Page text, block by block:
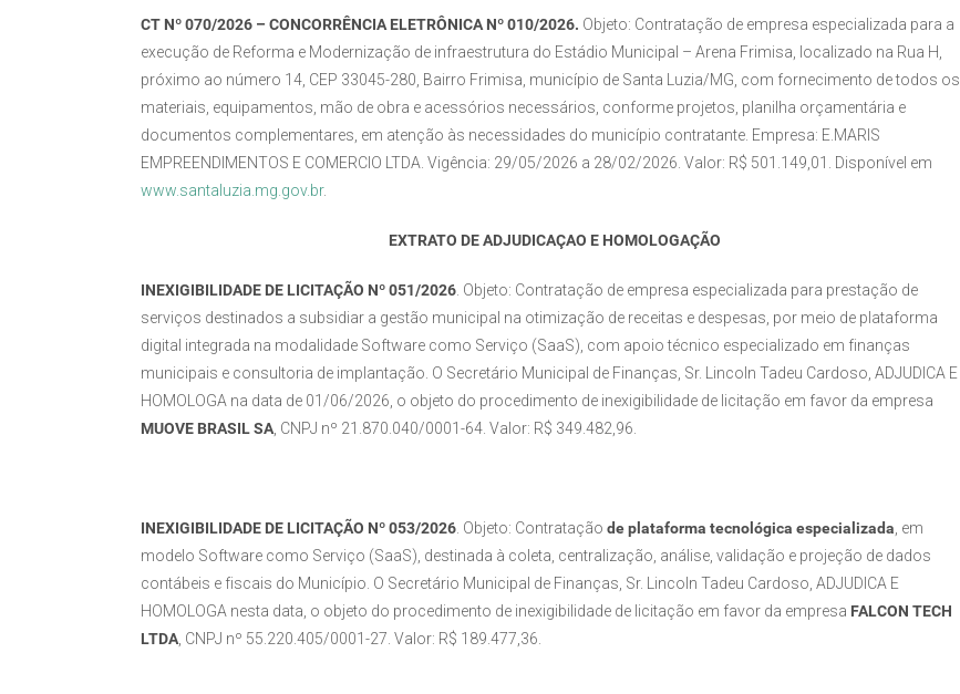
CT Nº 070/2026 – CONCORRÊNCIA ELETRÔNICA Nº 010/2026. Objeto: Contratação de empresa especializada para a
execução de Reforma e Modernização de infraestrutura do Estádio Municipal – Arena Frimisa, localizado na Rua H,
próximo ao número 14, CEP 33045-280, Bairro Frimisa, município de Santa Luzia/MG, com fornecimento de todos os
materiais, equipamentos, mão de obra e acessórios necessários, conforme projetos, planilha orçamentária e
documentos complementares, em atenção às necessidades do município contratante. Empresa: E.MARIS
EMPREENDIMENTOS E COMERCIO LTDA. Vigência: 29/05/2026 a 28/02/2026. Valor: R$ 501.149,01. Disponível em
www.santaluzia.mg.gov.br.
EXTRATO DE ADJUDICAÇAO E HOMOLOGAÇÃO
INEXIGIBILIDADE DE LICITAÇÃO Nº 051/2026. Objeto: Contratação de empresa especializada para prestação de
serviços destinados a subsidiar a gestão municipal na otimização de receitas e despesas, por meio de plataforma
digital integrada na modalidade Software como Serviço (SaaS), com apoio técnico especializado em finanças
municipais e consultoria de implantação. O Secretário Municipal de Finanças, Sr. Lincoln Tadeu Cardoso, ADJUDICA E
HOMOLOGA na data de 01/06/2026, o objeto do procedimento de inexigibilidade de licitação em favor da empresa
MUOVE BRASIL SA, CNPJ nº 21.870.040/0001-64. Valor: R$ 349.482,96.
INEXIGIBILIDADE DE LICITAÇÃO Nº 053/2026. Objeto: Contratação de plataforma tecnológica especializada, em
modelo Software como Serviço (SaaS), destinada à coleta, centralização, análise, validação e projeção de dados
contábeis e fiscais do Município. O Secretário Municipal de Finanças, Sr. Lincoln Tadeu Cardoso, ADJUDICA E
HOMOLOGA nesta data, o objeto do procedimento de inexigibilidade de licitação em favor da empresa FALCON TECH
LTDA, CNPJ nº 55.220.405/0001-27. Valor: R$ 189.477,36.